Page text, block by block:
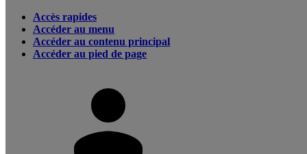
Accès rapides
Accéder au menu
Accéder au contenu principal
Accéder au pied de page